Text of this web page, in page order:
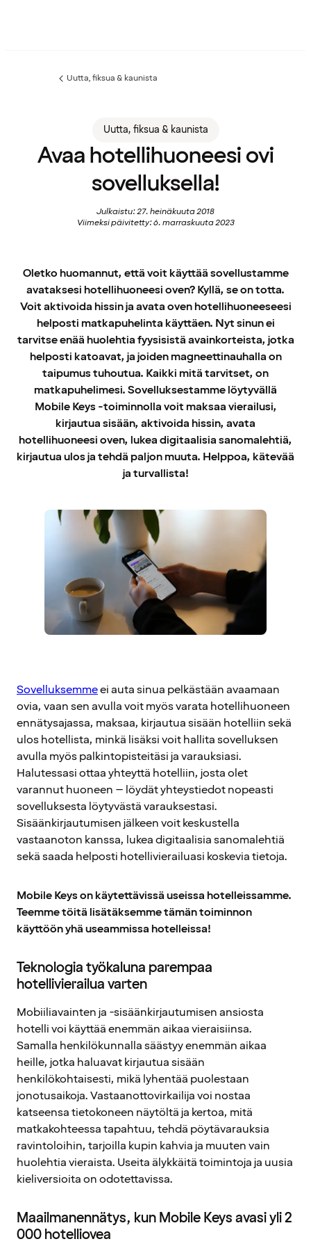
Edellinen
Uutta, fiksua & kaunista
Uutta, fiksua & kaunista
Avaa hotellihuoneesi ovi
sovelluksella!
Julkaistu: 27. heinäkuuta 2018
Viimeksi päivitetty: 6. marraskuuta 2023
Oletko huomannut, että voit käyttää sovellustamme
avataksesi hotellihuoneesi oven? Kyllä, se on totta.
Voit aktivoida hissin ja avata oven hotellihuoneeseesi
helposti matkapuhelinta käyttäen. Nyt sinun ei
tarvitse enää huolehtia fyysisistä avainkorteista, jotka
helposti katoavat, ja joiden magneettinauhalla on
taipumus tuhoutua. Kaikki mitä tarvitset, on
matkapuhelimesi. Sovelluksestamme löytyvällä
Mobile Keys -toiminnolla voit maksaa vierailusi,
kirjautua sisään, aktivoida hissin, avata
hotellihuoneesi oven, lukea digitaalisia sanomalehtiä,
kirjautua ulos ja tehdä paljon muuta. Helppoa, kätevää
ja turvallista!
Sovelluksemmeei auta sinua pelkästään avaamaan
ovia, vaan sen avulla voit myös varata hotellihuoneen
ennätysajassa, maksaa, kirjautua sisään hotelliin sekä
ulos hotellista, minkä lisäksi voit hallita sovelluksen
avulla myös palkintopisteitäsi ja varauksiasi.
Halutessasi ottaa yhteyttä hotelliin, josta olet
varannut huoneen – löydät yhteystiedot nopeasti
sovelluksesta löytyvästä varauksestasi.
Sisäänkirjautumisen jälkeen voit keskustella
vastaanoton kanssa, lukea digitaalisia sanomalehtiä
sekä saada helposti hotellivierailuasi koskevia tietoja.
Mobile Keys on käytettävissä useissa hotelleissamme.
Teemme töitä lisätäksemme tämän toiminnon
käyttöön yhä useammissa hotelleissa!
Teknologia työkaluna parempaa
hotellivierailua varten
Mobiiliavainten ja -sisäänkirjautumisen ansiosta
hotelli voi käyttää enemmän aikaa vieraisiinsa.
Samalla henkilökunnalla säästyy enemmän aikaa
heille, jotka haluavat kirjautua sisään
henkilökohtaisesti, mikä lyhentää puolestaan
jonotusaikoja. Vastaanottovirkailija voi nostaa
katseensa tietokoneen näytöltä ja kertoa, mitä
matkakohteessa tapahtuu, tehdä pöytävarauksia
ravintoloihin, tarjoilla kupin kahvia ja muuten vain
huolehtia vieraista. Useita älykkäitä toimintoja ja uusia
kieliversioita on odotettavissa.
Maailmanennätys, kun Mobile Keys avasi yli 2
000 hotelliovea